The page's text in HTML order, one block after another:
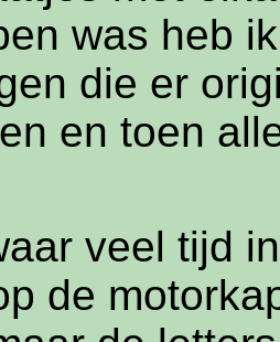
was heb
die er
en toen
veel tijd
de